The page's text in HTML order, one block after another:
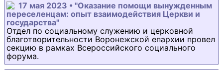
17 мая 2023 • "Оказание помощи вынужденным
переселенцам: опыт взаимодействия Церкви и
государства"
Отдел по социальному служению и церковной
благотворительности Воронежской епархии провел
секцию в рамках Всероссийского социального
форума.